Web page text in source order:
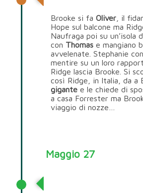
Brooke si fa Oliver, il
Hope sul balcone ma
Naufraga poi su un’isola
con Thomase mangiano
avvelenate. Stephanie
mentire su un loro
Ridge lascia Brooke. Si
così Ridge, in Italia, da a
gigantee le chiede di
a casa Forrester ma
viaggio di nozze…
Maggio 27